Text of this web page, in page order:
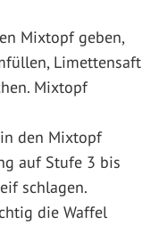
Mixtopf geben,
Limettensaft
Mixtopf
den Mixtopf
auf Stufe 3 bis
schlagen.
die Waffel